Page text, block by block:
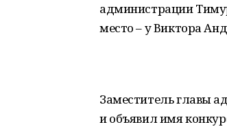
администрации
место – у Виктора
Заместитель главы
и объявил имя